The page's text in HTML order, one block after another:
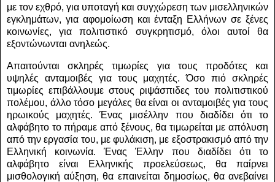
με τον εχθρό, για υποταγή και συγχώρεση των μισελληνικών
εγκλημάτων, για αφομοίωση και ένταξη Ελλήνων σε ξένες
κοινωνίες, για πολιτιστικό συγκρητισμό, όλοι αυτοί θα
εξοντώνωνται ανηλεώς.
Απαιτούνται σκληρές τιμωρίες για τους προδότες και
υψηλές ανταμοιβές για τους μαχητές. Όσο πιό σκληρές
τιμωρίες επιβάλλουμε στους ριψάσπιδες του πολιτιστικού
πολέμου, άλλο τόσο μεγάλες θα είναι οι ανταμοιβές για τους
ηρωικούς μαχητές. Ένας μισέλλην που διαδίδει ότι το
αλφάβητο το πήραμε από ξένους, θα τιμωρείται με απόλυση
από την εργασία του, με φυλάκιση, με εξοστρακισμό από την
Ελληνική κοινωνία. Ένας Έλλην που διαδίδει ότι το
αλφάβητο είναι Ελληνικής προελεύσεως, θα παίρνει
μισθολογική αύξηση, θα επαινείται δημοσίως, θα ανεβαίνει